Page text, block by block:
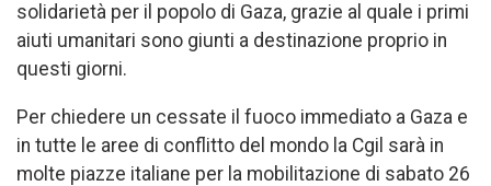
solidarietà per il popolo di Gaza, grazie al quale i primi
aiuti umanitari sono giunti a destinazione proprio in
questi giorni.
Per chiedere un cessate il fuoco immediato a Gaza e
in tutte le aree di conflitto del mondo la Cgil sarà in
molte piazze italiane per la mobilitazione di sabato 26